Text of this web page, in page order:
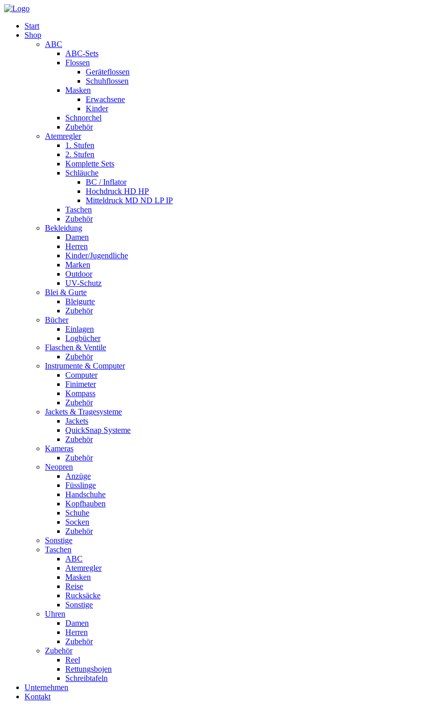
Start
Shop
ABC
ABC-Sets
Flossen
Geräteflossen
Schuhflossen
Masken
Erwachsene
Kinder
Schnorchel
Zubehör
Atemregler
1. Stufen
2. Stufen
Komplette Sets
Schläuche
BC / Inflator
Hochdruck HD HP
Mitteldruck MD ND LP IP
Taschen
Zubehör
Bekleidung
Damen
Herren
Kinder/Jugendliche
Marken
Outdoor
UV-Schutz
Blei & Gurte
Bleigurte
Zubehör
Bücher
Einlagen
Logbücher
Flaschen & Ventile
Zubehör
Instrumente & Computer
Computer
Finimeter
Kompass
Zubehör
Jackets & Tragesysteme
Jackets
QuickSnap Systeme
Zubehör
Kameras
Zubehör
Neopren
Anzüge
Füsslinge
Handschuhe
Kopfhauben
Schuhe
Socken
Zubehör
Sonstige
Taschen
ABC
Atemregler
Masken
Reise
Rucksäcke
Sonstige
Uhren
Damen
Herren
Zubehör
Zubehör
Reel
Rettungsbojen
Schreibtafeln
Unternehmen
Kontakt